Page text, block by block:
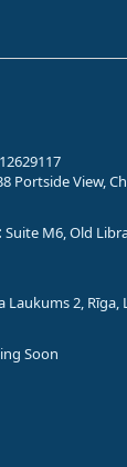
Portside View,
Suite M6, Old
Laukums 2, Rīga,
Soon